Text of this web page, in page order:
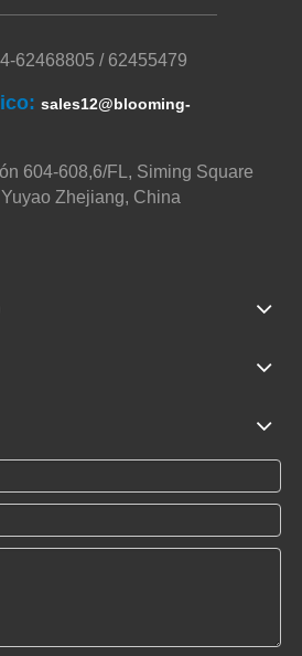
62468805 / 62455479
sales12@blooming-
604-608,6/FL, Siming Square
Zhejiang, China